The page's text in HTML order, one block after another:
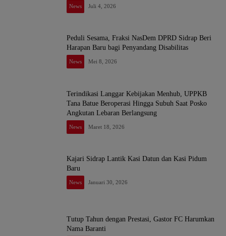
News Juli 4, 2026
Peduli Sesama, Fraksi NasDem DPRD Sidrap Beri
Harapan Baru bagi Penyandang Disabilitas
News Mei 8, 2026
Terindikasi Langgar Kebijakan Menhub, UPPKB
Tana Batue Beroperasi Hingga Subuh Saat Posko
Angkutan Lebaran Berlangsung
News Maret 18, 2026
Kajari Sidrap Lantik Kasi Datun dan Kasi Pidum
Baru
News Januari 30, 2026
Tutup Tahun dengan Prestasi, Gastor FC Harumkan
Nama Baranti